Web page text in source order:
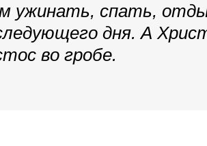
ужинать, спать,
дня. А
во гробе.